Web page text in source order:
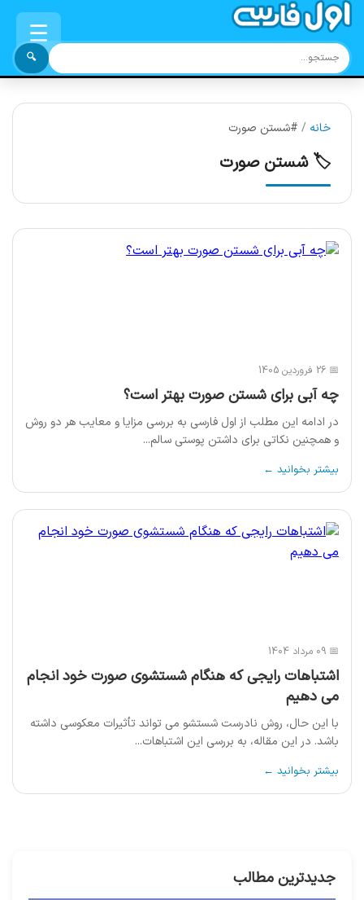
☰
🔍
خانه / #شستن صورت
🏷️ شستن صورت
📅 26 فروردین 1405
چه آبی برای شستن صورت بهتر است؟
در ادامه این مطلب از اول فارسی به بررسی مزایا و معایب هر دو روش
و همچنین نکاتی برای داشتن پوستی سالم...
بیشتر بخوانید ←
📅 09 مرداد 1404
اشتباهات رایجی که هنگام شستشوی صورت خود انجام
می دهیم
با این حال، روش نادرست شستشو می تواند تأثیرات معکوسی داشته
باشد. در این مقاله، به بررسی این اشتباهات...
بیشتر بخوانید ←
جدیدترین مطالب